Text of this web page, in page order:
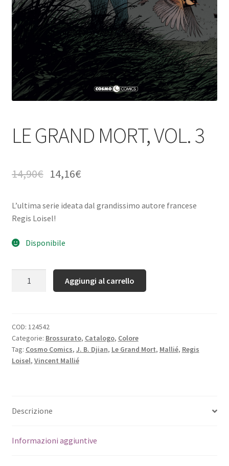
LE GRAND MORT, VOL. 3
14,90€ 14,16€
L’ultima serie ideata dal grandissimo autore francese
Regis Loisel!
Disponibile
Aggiungi al carrello
COD: 124542
Categorie: Brossurato, Catalogo, Colore
Tag: Cosmo Comics, J. B. Djian, Le Grand Mort, Mallié, Regis
Loisel, Vincent Mallié
Descrizione
Informazioni aggiuntive